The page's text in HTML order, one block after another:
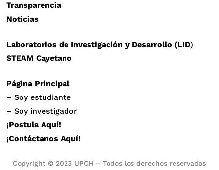
Transparencia
Noticias
Laboratorios de Investigación y Desarrollo (LID)
STEAM Cayetano
Página Principal
– Soy estudiante
– Soy investigador
¡Postula Aquí!
¡Contáctanos Aquí!
Copyright © 2023 UPCH – Todos los derechos reservados